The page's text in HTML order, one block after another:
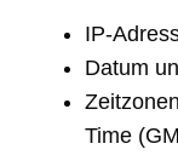
IP-
Datum
Time